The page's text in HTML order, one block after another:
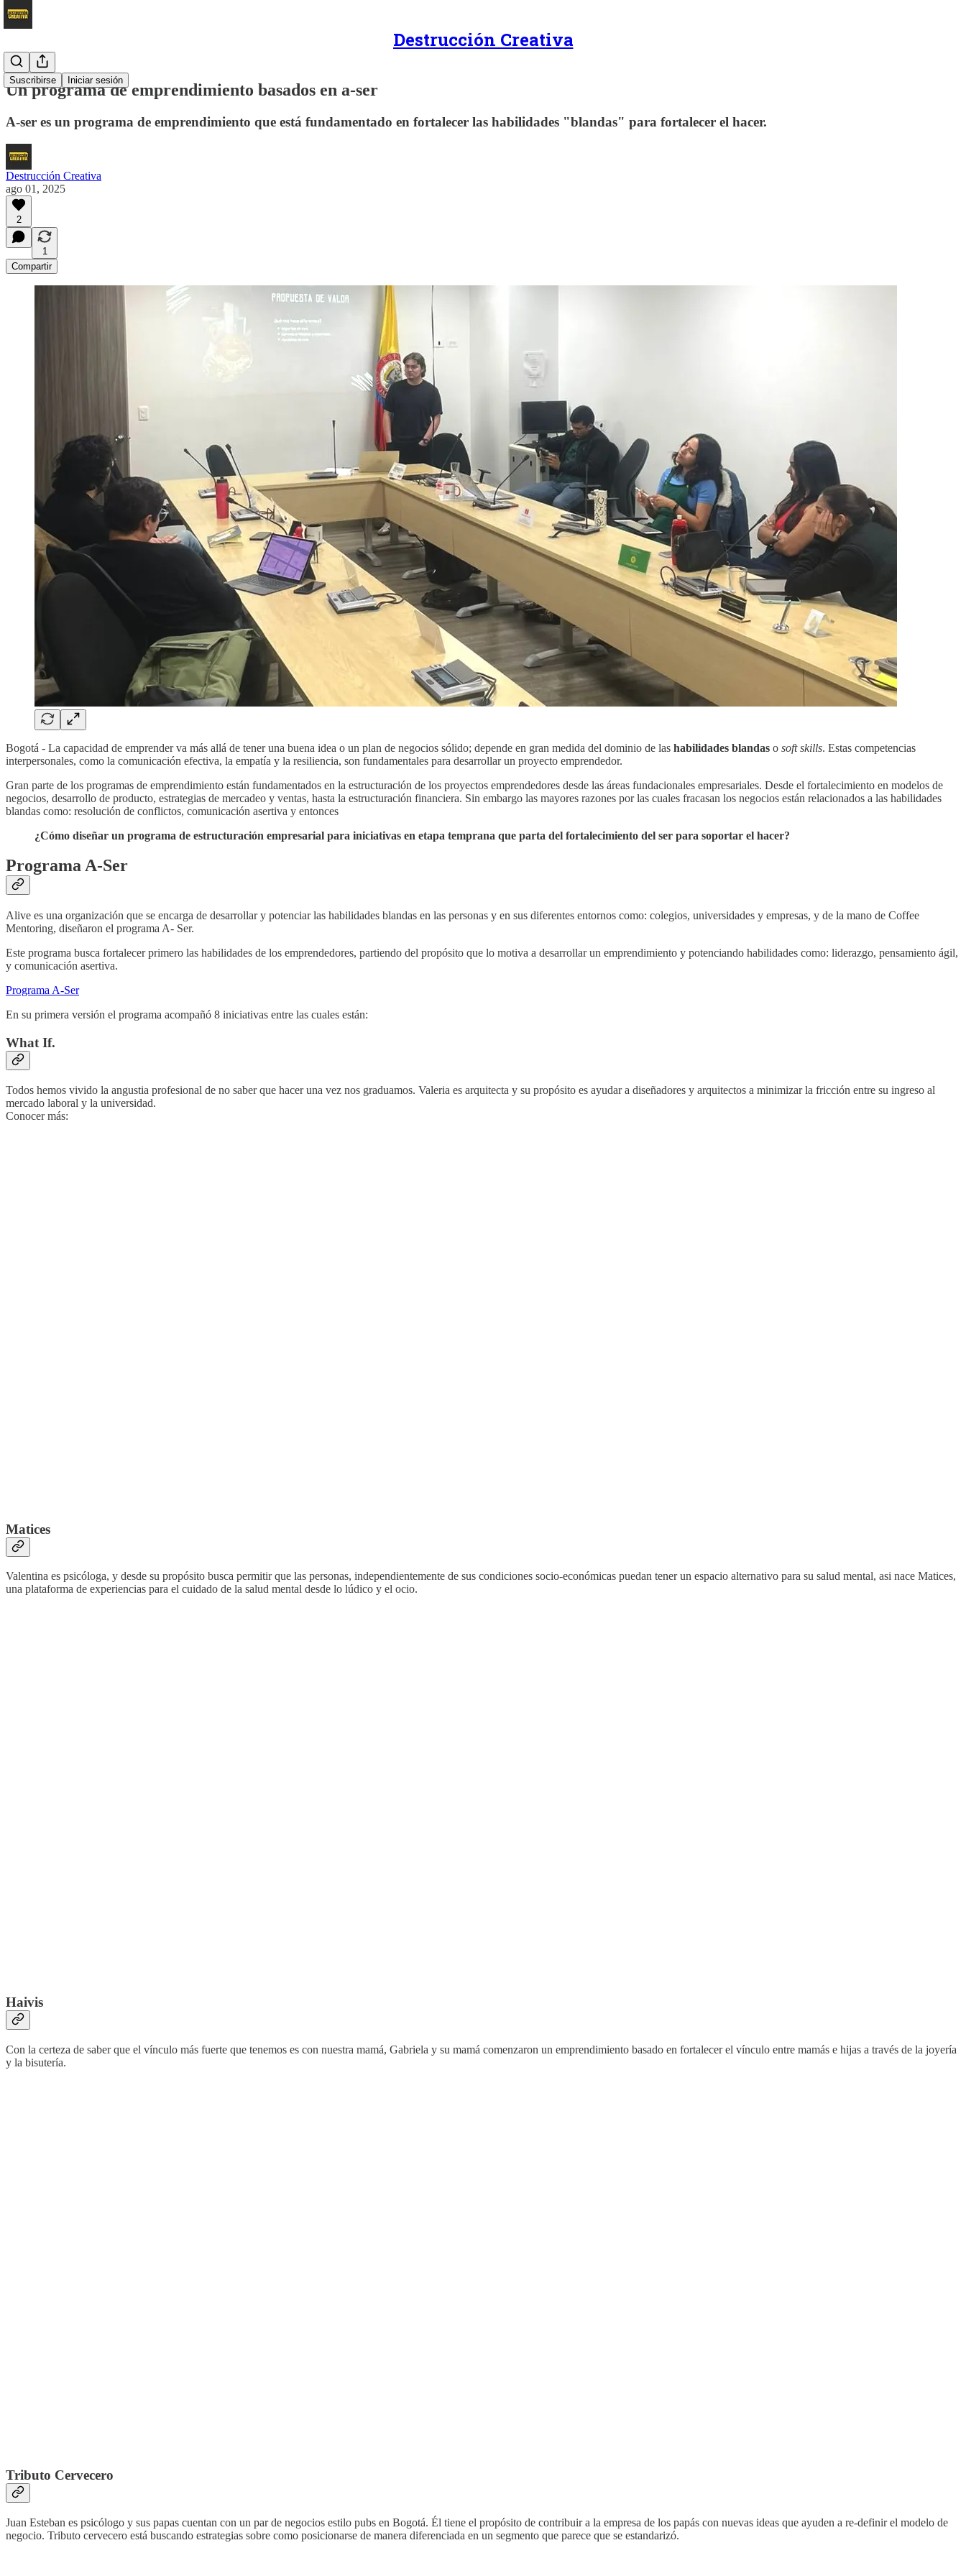
Destrucción Creativa
Suscribirse Iniciar sesión
Un programa de emprendimiento basados en a-ser
A-ser es un programa de emprendimiento que está fundamentado en fortalecer las habilidades "blandas" para fortalecer el hacer.
Destrucción Creativa
ago 01, 2025
2
1
Compartir
Bogotá - La capacidad de emprender va más allá de tener una buena idea o un plan de negocios sólido; depende en gran medida del dominio de las habilidades blandas o soft skills. Estas competencias
interpersonales, como la comunicación efectiva, la empatía y la resiliencia, son fundamentales para desarrollar un proyecto emprendedor.
Gran parte de los programas de emprendimiento están fundamentados en la estructuración de los proyectos emprendedores desde las áreas fundacionales empresariales. Desde el fortalecimiento en modelos de
negocios, desarrollo de producto, estrategias de mercadeo y ventas, hasta la estructuración financiera. Sin embargo las mayores razones por las cuales fracasan los negocios están relacionados a las habilidades
blandas como: resolución de conflictos, comunicación asertiva y entonces
¿Cómo diseñar un programa de estructuración empresarial para iniciativas en etapa temprana que parta del fortalecimiento del ser para soportar el hacer?
Programa A-Ser
Alive es una organización que se encarga de desarrollar y potenciar las habilidades blandas en las personas y en sus diferentes entornos como: colegios, universidades y empresas, y de la mano de Coffee
Mentoring, diseñaron el programa A- Ser.
Este programa busca fortalecer primero las habilidades de los emprendedores, partiendo del propósito que lo motiva a desarrollar un emprendimiento y potenciando habilidades como: liderazgo, pensamiento ágil,
y comunicación asertiva.
Programa A-Ser
En su primera versión el programa acompañó 8 iniciativas entre las cuales están:
What If.
Todos hemos vivido la angustia profesional de no saber que hacer una vez nos graduamos. Valeria es arquitecta y su propósito es ayudar a diseñadores y arquitectos a minimizar la fricción entre su ingreso al
mercado laboral y la universidad.
Conocer más:
Matices
Valentina es psicóloga, y desde su propósito busca permitir que las personas, independientemente de sus condiciones socio-económicas puedan tener un espacio alternativo para su salud mental, asi nace Matices,
una plataforma de experiencias para el cuidado de la salud mental desde lo lúdico y el ocio.
Haivis
Con la certeza de saber que el vínculo más fuerte que tenemos es con nuestra mamá, Gabriela y su mamá comenzaron un emprendimiento basado en fortalecer el vínculo entre mamás e hijas a través de la joyería
y la bisutería.
Tributo Cervecero
Juan Esteban es psicólogo y sus papas cuentan con un par de negocios estilo pubs en Bogotá. Él tiene el propósito de contribuir a la empresa de los papás con nuevas ideas que ayuden a re-definir el modelo de
negocio. Tributo cervecero está buscando estrategias sobre como posicionarse de manera diferenciada en un segmento que parece que se estandarizó.